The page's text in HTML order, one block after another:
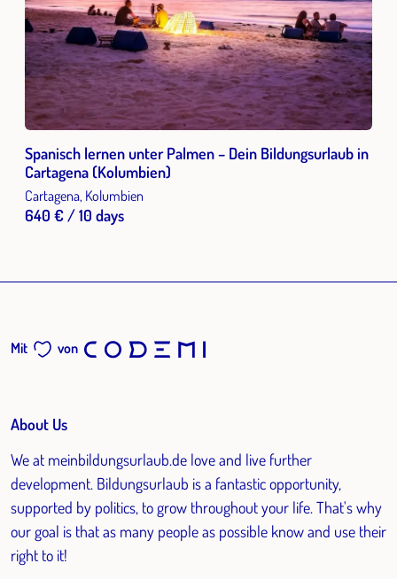
Spanisch lernen unter Palmen – Dein Bildungsurlaub in
Cartagena (Kolumbien)
Cartagena, Kolumbien
640 € / 10 days
Mit von
About Us
We at meinbildungsurlaub.de love and live further
development. Bildungsurlaub is a fantastic opportunity,
supported by politics, to grow throughout your life. That's why
our goal is that as many people as possible know and use their
right to it!